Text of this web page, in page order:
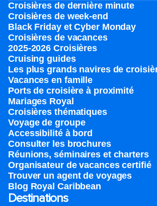
Croisières de dernière minute
Croisières de week-end
Black Friday et Cyber Monday
Croisières de vacances
2025-2026 Croisières
Cruising guides
Les plus grands navires de
Vacances en famille
Ports de croisière à proximité
Mariages Royal
Croisières thématiques
Voyage de groupe​
Accessibilité à bord​
Consulter les brochures
Réunions, séminaires et charters
Organisateur de vacances certifié
Trouver un agent de voyages
Blog Royal Caribbean
Destinations